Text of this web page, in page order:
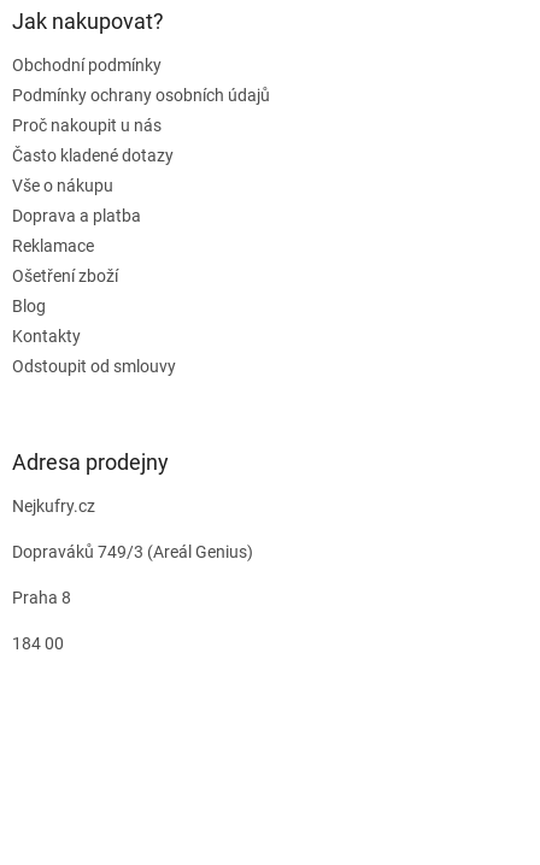
Jak nakupovat?
Obchodní podmínky
Podmínky ochrany osobních údajů
Proč nakoupit u nás
Často kladené dotazy
Vše o nákupu
Doprava a platba
Reklamace
Ošetření zboží
Blog
Kontakty
Odstoupit od smlouvy
Adresa prodejny
Nejkufry.cz
Dopraváků 749/3 (Areál Genius)
Praha 8
184 00